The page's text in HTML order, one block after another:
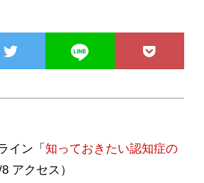
イン「 知っておきたい認知症の
アクセス）